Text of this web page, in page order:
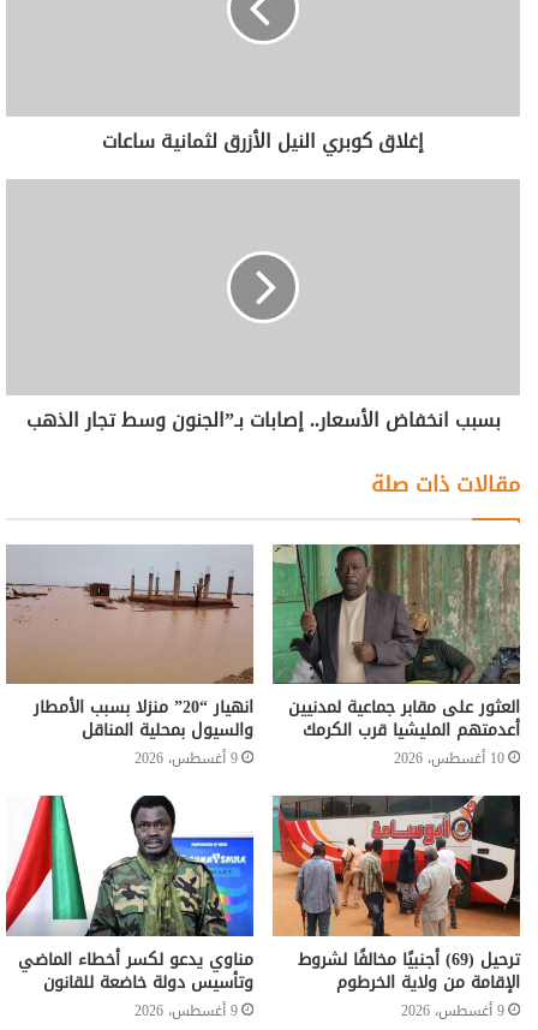
إغلاق كوبري النيل الأزرق لثمانية ساعات
بسبب انخفاض الأسعار.. إصابات بـ”الجنون وسط تجار الذهب
مقالات ذات صلة
العثور على مقابر جماعية لمدنيين
أعدمتهم المليشيا قرب الكرمك
10 أغسطس، 2026
انهيار “20” منزلا بسبب الأمطار
والسيول بمحلية المناقل
9 أغسطس، 2026
ترحيل (69) أجنبيًا مخالفًا لشروط
الإقامة من ولاية الخرطوم
9 أغسطس، 2026
مناوي يدعو لكسر أخطاء الماضي
وتأسيس دولة خاضعة للقانون
9 أغسطس، 2026